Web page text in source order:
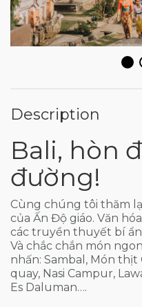
Description
Bali, hòn
đường!
Cùng chúng tôi thăm
của Ấn Độ giáo. Văn
các truyền thuyết bí
Và chắc chắn món
nhấn: Sambal, Món thịt
quay, Nasi Campur,
Es Daluman….